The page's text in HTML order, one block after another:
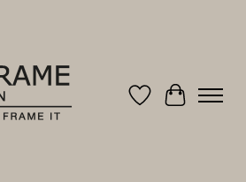
Verlanglijst